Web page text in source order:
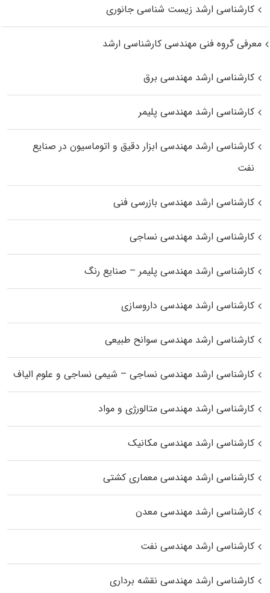
کارشناسی ارشد زیست‌ شناسی جانوری
معرفی گروه فنی مهندسی کارشناسی ارشد
کارشناسی ارشد مهندسی برق
کارشناسی ارشد مهندسی پلیمر
کارشناسی ارشد مهندسی ابزار دقیق و اتوماسیون در صنایع
نفت
کارشناسی ارشد مهندسی بازرسی فنی
کارشناسی ارشد مهندسی نساجی
کارشناسی ارشد مهندسی پلیمر – صنایع رنگ
کارشناسی ارشد مهندسی داروسازی
کارشناسی ارشد مهندسی سوانح طبیعی
کارشناسی ارشد مهندسی نساجی – شیمی نساجی و علوم الیاف
کارشناسی ارشد مهندسی متالورژی و مواد
کارشناسی ارشد مهندسی مکانیک
کارشناسی ارشد مهندسی معماری کشتی
کارشناسی ارشد مهندسی معدن
کارشناسی ارشد مهندسی نفت
کارشناسی ارشد مهندسی نقشه برداری